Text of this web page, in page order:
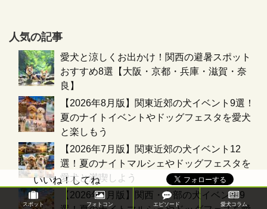
いいね！してね
人気の記事
愛犬と涼しくお出かけ！関西の避暑スポット
おすすめ8選【大阪・京都・兵庫・滋賀・奈
良】
【2026年8月版】関東近郊の犬イベント9選！
夏のナイトイベントやドッグフェスタを愛犬
と楽しもう
【2026年7月版】関東近郊の犬イベント12
選！夏のナイトマルシェやドッグフェスタを
愛犬と満喫しよう
【2026年7月版】関西・中部の犬イベント9
スポット フォトコン エピソード 愛犬コラム